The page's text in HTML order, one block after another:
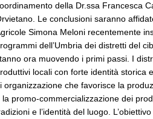
della Dr.ssa Francesca
Le conclusioni saranno
Simona Meloni recentemente
dell’Umbria dei distretti del
ora muovendo i primi passi. I
locali con forte identità storica
organizzazione che favorisce la
la promo-commercializzazione dei
e l’identità del luogo.